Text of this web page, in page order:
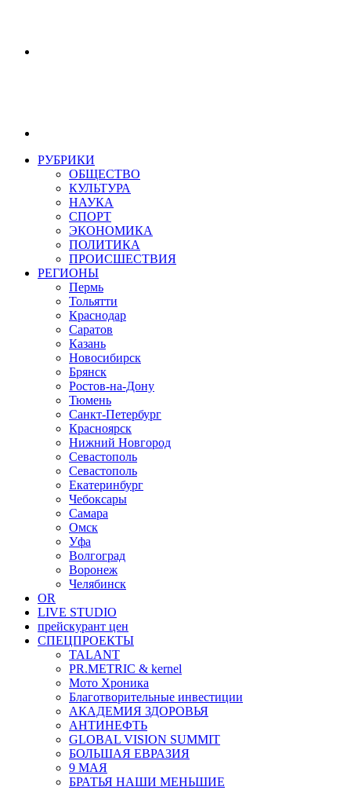
РУБРИКИ
ОБЩЕСТВО
КУЛЬТУРА
НАУКА
СПОРТ
ЭКОНОМИКА
ПОЛИТИКА
ПРОИСШЕСТВИЯ
РЕГИОНЫ
Пермь
Тольятти
Краснодар
Саратов
Казань
Новосибирск
Брянск
Ростов-на-Дону
Тюмень
Санкт-Петербург
Красноярск
Нижний Новгород
Севастополь
Севастополь
Екатеринбург
Чебоксары
Самара
Омск
Уфа
Волгоград
Воронеж
Челябинск
OR
LIVE STUDIO
прейскурант цен
СПЕЦПРОЕКТЫ
TALANT
PR.METRIC & kernel
Мото Хроника
Благотворительные инвестиции
АКАДЕМИЯ ЗДОРОВЬЯ
АНТИНЕФТЬ
GLOBAL VISION SUMMIT
БОЛЬШАЯ ЕВРАЗИЯ
9 МАЯ
БРАТЬЯ НАШИ МЕНЬШИЕ